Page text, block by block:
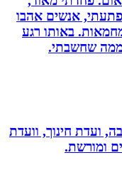
אנשים אהבו
באותו רגע
שחשבתי.
חינוך, וועדת